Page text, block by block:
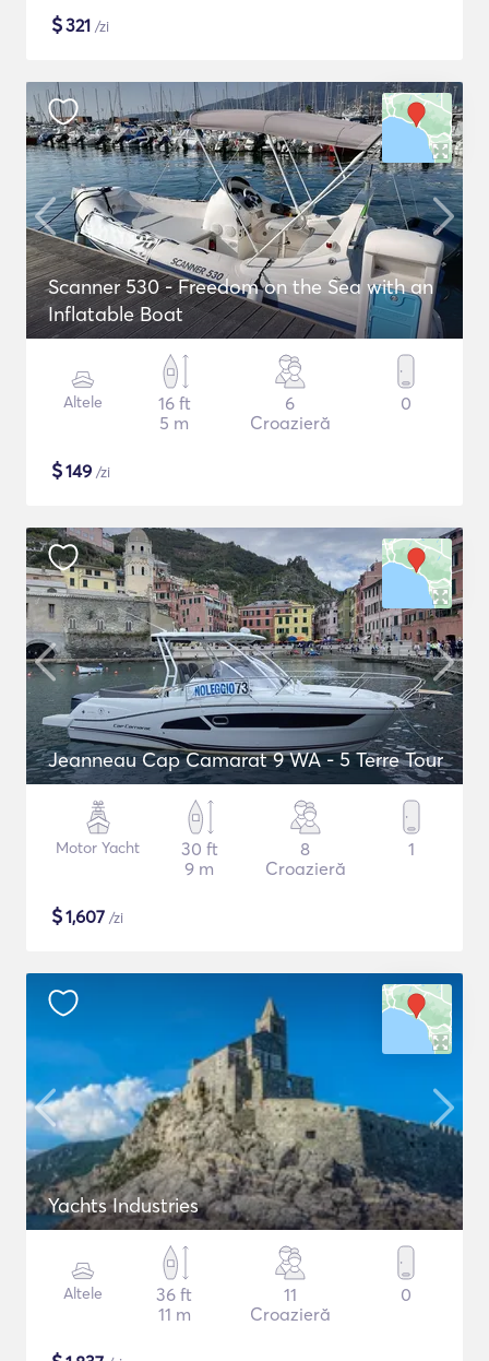
$321 /zi
Scanner 530 - Freedom on the Sea with an
Inflatable Boat
Altele
16 ft
5 m
6
Croazieră
0
$149 /zi
Jeanneau Cap Camarat 9 WA - 5 Terre Tour
Motor Yacht
30 ft
9 m
8
Croazieră
1
$1,607 /zi
Yachts Industries
Altele
36 ft
11 m
11
Croazieră
0